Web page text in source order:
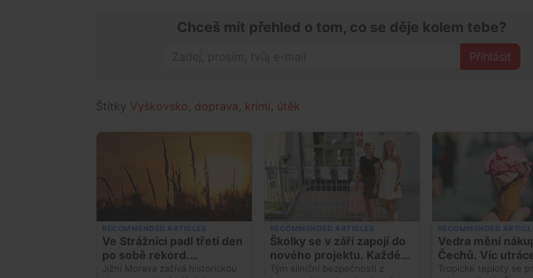
Chceš mít přehled o tom, co se děje kolem tebe?
Přihlásit
Štítky Vyškovsko doprava krimi útěk